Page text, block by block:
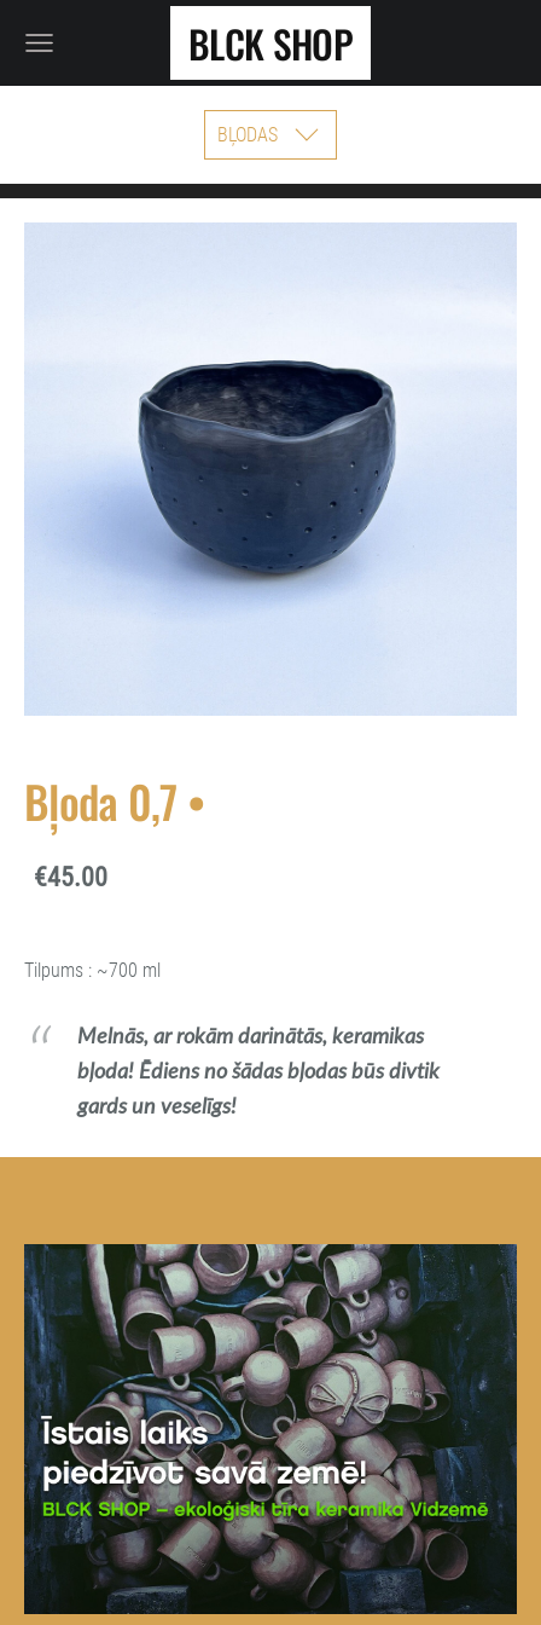
BLCK SHOP
BĻODAS
Bļoda 0,7 •
€45.00
Tilpums : ~700 ml
Melnās, ar rokām darinātās, keramikas
bļoda! Ēdiens no šādas bļodas būs divtik
gards un veselīgs!